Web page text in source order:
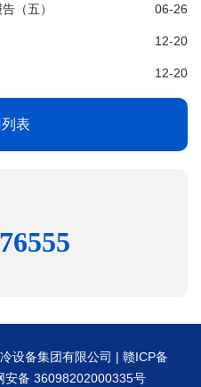
（五） 06-26
12-20
12-20
表
设备集团有限公司 | 赣ICP备
安备 36098202000335号